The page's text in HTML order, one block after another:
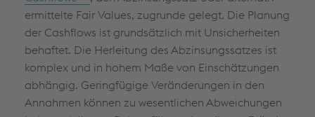
ermittelte Fair Values, zugrunde gelegt. Die Planung
der Cashflows ist grundsätzlich mit Unsicherheiten
behaftet. Die Herleitung des Abzinsungssatzes ist
komplex und in hohem Maße von Einschätzungen
abhängig. Geringfügige Veränderungen in den
Annahmen können zu wesentlichen Abweichungen